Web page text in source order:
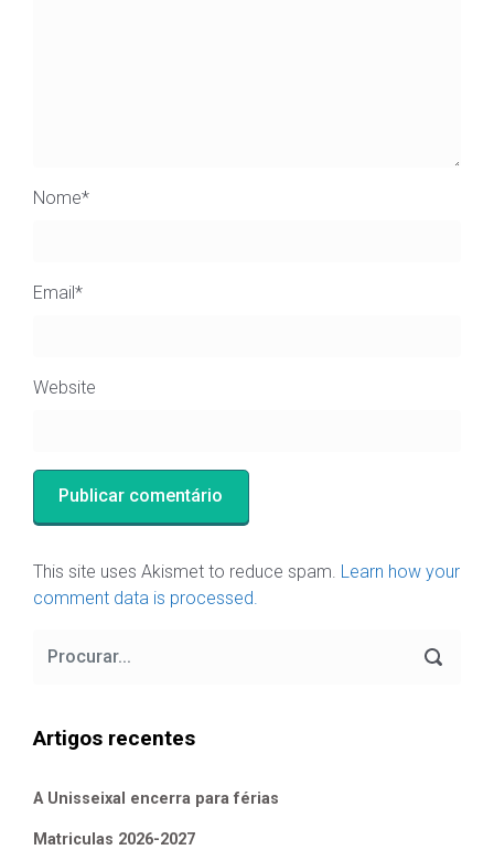
Nome*
Email*
Website
This site uses Akismet to reduce spam. Learn how your
comment data is processed.
Artigos recentes
A Unisseixal encerra para férias
Matriculas 2026-2027